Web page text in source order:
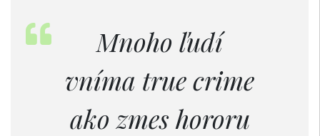
Mnoho ľudí
vníma true crime
ako zmes hororu